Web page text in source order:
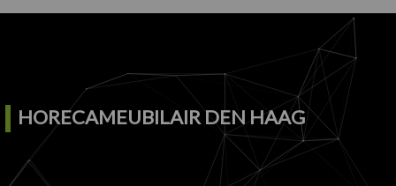
HORECAMEUBILAIR DEN HAAG